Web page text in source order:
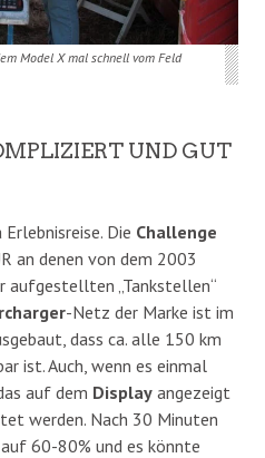
Model X mal schnell vom Feld
UND GUT
Die Challenge
an denen von dem 2003
„Tankstellen“
-Netz der Marke ist im
dass ca. alle 150 km
ist. Auch, wenn es einmal
auf dem Display angezeigt
werden. Nach 30 Minuten
60-80% und es könnte